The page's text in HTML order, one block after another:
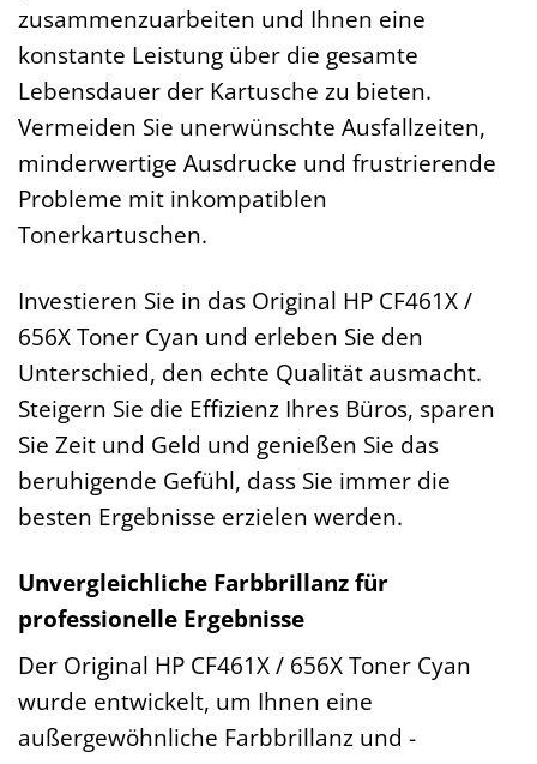
zusammenzuarbeiten und Ihnen eine
konstante Leistung über die gesamte
Lebensdauer der Kartusche zu bieten.
Vermeiden Sie unerwünschte Ausfallzeiten,
minderwertige Ausdrucke und frustrierende
Probleme mit inkompatiblen
Tonerkartuschen.
Investieren Sie in das Original HP CF461X /
656X Toner Cyan und erleben Sie den
Unterschied, den echte Qualität ausmacht.
Steigern Sie die Effizienz Ihres Büros, sparen
Sie Zeit und Geld und genießen Sie das
beruhigende Gefühl, dass Sie immer die
besten Ergebnisse erzielen werden.
Unvergleichliche Farbbrillanz für
professionelle Ergebnisse
Der Original HP CF461X / 656X Toner Cyan
wurde entwickelt, um Ihnen eine
außergewöhnliche Farbbrillanz und -